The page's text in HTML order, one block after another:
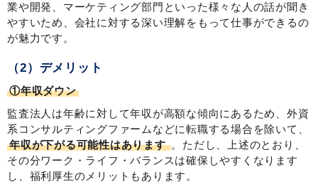
業や開発、マーケティング部門といった様々な人の話が聞き
やすいため、会社に対する深い理解をもって仕事ができるの
が魅力です。
（2）デメリット
①年収ダウン
監査法人は年齢に対して年収が高額な傾向にあるため、外資
系コンサルティングファームなどに転職する場合を除いて、
年収が下がる可能性はあります 。ただし、上述のとおり、
その分ワーク・ライフ・バランスは確保しやすくなります
し、福利厚生のメリットもあります。